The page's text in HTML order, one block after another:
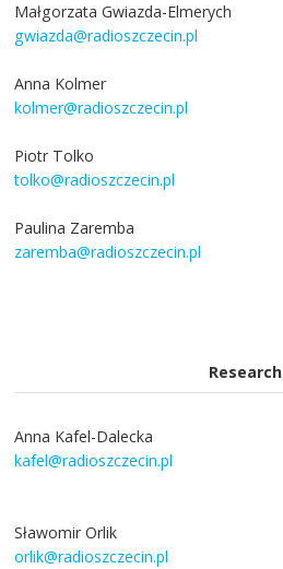
Małgorzata Gwiazda-Elmerych
gwiazda@radioszczecin.pl
Anna Kolmer
kolmer@radioszczecin.pl
Piotr Tolko
tolko@radioszczecin.pl
Paulina Zaremba
zaremba@radioszczecin.pl
Research
Anna Kafel-Dalecka
kafel@radioszczecin.pl
Sławomir Orlik
orlik@radioszczecin.pl